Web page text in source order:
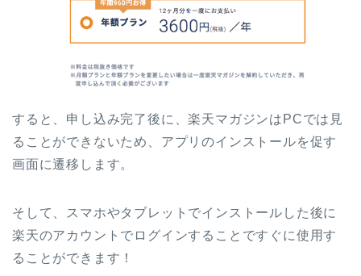
すると、申し込み完了後に、楽天マガジンはPCでは見
ることができないため、アプリのインストールを促す
画面に遷移します。
そして、スマホやタブレットでインストールした後に
楽天のアカウントでログインすることですぐに使用す
ることができます！